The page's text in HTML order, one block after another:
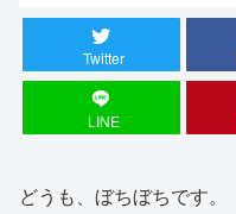
Twitter
LINE
どうも、ぼちぼちです。